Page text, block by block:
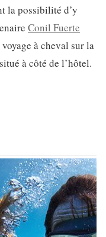
la possibilité d’y
Conil Fuerte
à cheval sur la
à côté de l’hôtel.